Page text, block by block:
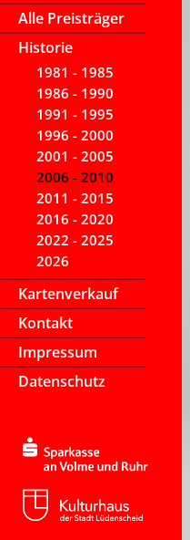
Alle Preisträger
Historie
1981 - 1985
1986 - 1990
1991 - 1995
1996 - 2000
2001 - 2005
2006 - 2010
2011 - 2015
2016 - 2020
2022 - 2025
2026
Kartenverkauf
Kontakt
Impressum
Datenschutz